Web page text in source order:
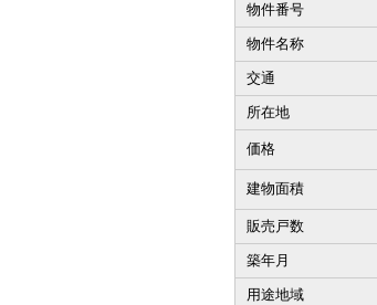
物件番号
物件名称
交通
所在地
価格
建物面積
販売戸数
築年月
用途地域